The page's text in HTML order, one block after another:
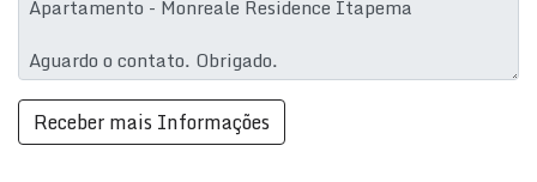
🚗2 vagas de garagem
🛋2 salas– ambientes para integração e
convivência